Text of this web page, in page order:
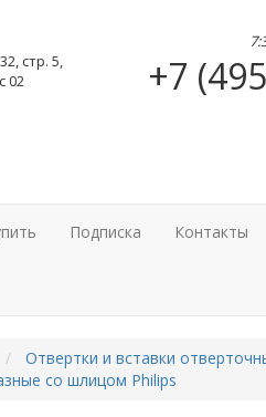
стр. 5,
02
+7
Подписка Контакты
Отвертки и вставки
со шлицом Philips